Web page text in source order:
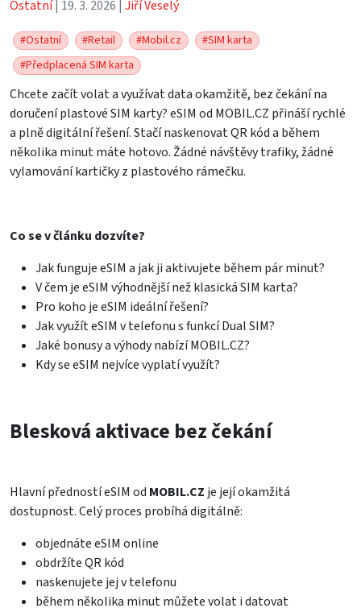
Ostatní| 19. 3. 2026 | Jiří Veselý
#Ostatní #Retail #Mobil.cz
#SIM karta
#Předplacená SIM karta
Chcete začít volat a využívat data okamžitě, bez čekání na
doručení plastové SIM karty? eSIM od MOBIL.CZ přináší rychlé
a plně digitální řešení. Stačí naskenovat QR kód a během
několika minut máte hotovo. Žádné návštěvy trafiky, žádné
vylamování kartičky z plastového rámečku.
Co se v článku dozvíte?
Jak funguje eSIM a jak ji aktivujete během pár minut?
V čem je eSIM výhodnější než klasická SIM karta?
Pro koho je eSIM ideální řešení?
Jak využít eSIM v telefonu s funkcí Dual SIM?
Jaké bonusy a výhody nabízí MOBIL.CZ?
Kdy se eSIM nejvíce vyplatí využít?
Blesková aktivace bez čekání
Hlavní předností eSIM od MOBIL.CZ je její okamžitá
dostupnost. Celý proces probíhá digitálně:
objednáte eSIM online
obdržíte QR kód
naskenujete jej v telefonu
během několika minut můžete volat i datovat